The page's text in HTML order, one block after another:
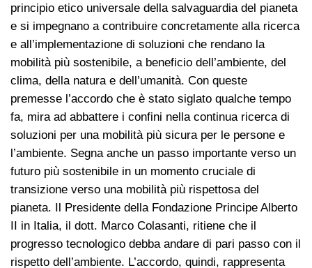
principio etico universale della salvaguardia del pianeta
e si impegnano a contribuire concretamente alla ricerca
e all’implementazione di soluzioni che rendano la
mobilità più sostenibile, a beneficio dell’ambiente, del
clima, della natura e dell’umanità. Con queste
premesse l’accordo che è stato siglato qualche tempo
fa, mira ad abbattere i confini nella continua ricerca di
soluzioni per una mobilità più sicura per le persone e
l’ambiente. Segna anche un passo importante verso un
futuro più sostenibile in un momento cruciale di
transizione verso una mobilità più rispettosa del
pianeta. Il Presidente della Fondazione Principe Alberto
II in Italia, il dott. Marco Colasanti, ritiene che il
progresso tecnologico debba andare di pari passo con il
rispetto dell’ambiente. L’accordo, quindi, rappresenta